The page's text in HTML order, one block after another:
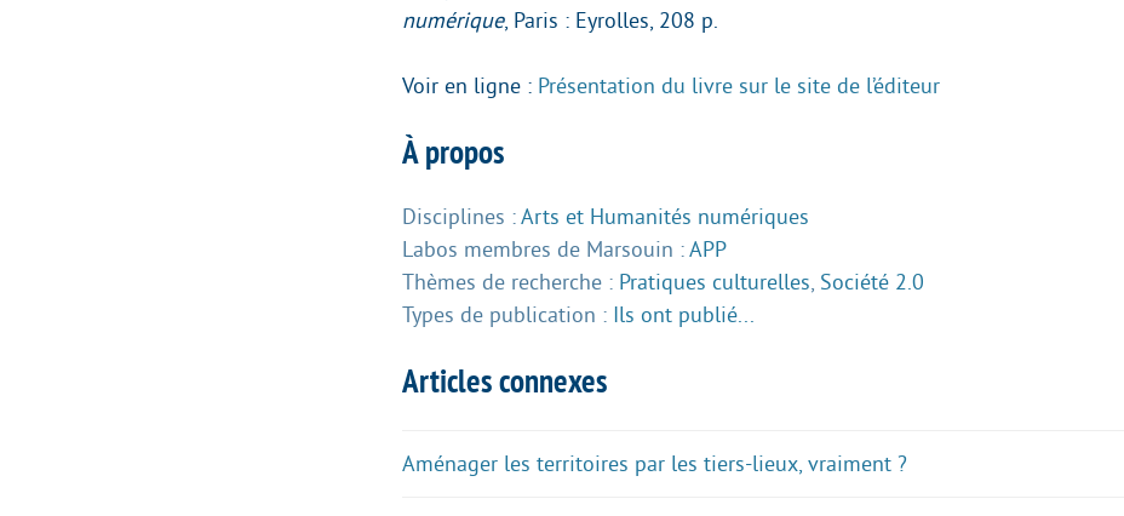
numérique, Paris : Eyrolles, 208 p.
Voir en ligne : Présentation du livre sur le site de l’éditeur
À propos
Disciplines : Arts et Humanités numériques
Labos membres de Marsouin : APP
Thèmes de recherche : Pratiques culturelles, Société 2.0
Types de publication : Ils ont publié...
Articles connexes
Aménager les territoires par les tiers-lieux, vraiment ?